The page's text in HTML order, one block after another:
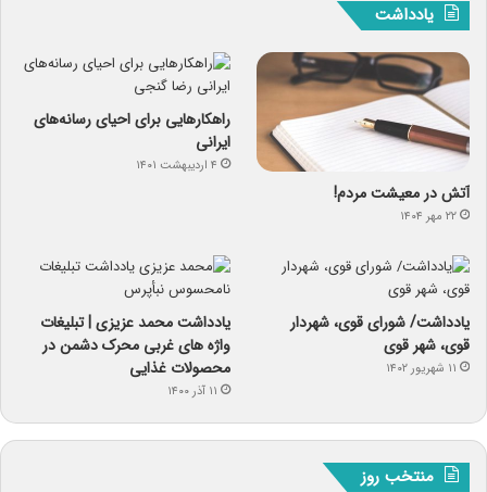
یادداشت
آتش در معیشت مردم!
۲۲ مهر ۱۴۰۴
راهکارهایی برای احیای رسانه‌های
ایرانی
۴ اردیبهشت ۱۴۰۱
یادداشت/ شورای قوی، شهردار
قوی، شهر قوی
۱۱ شهریور ۱۴۰۲
یادداشت محمد عزیزی | تبلیغات
واژه های غربی محرک دشمن در
محصولات غذایی
۱۱ آذر ۱۴۰۰
منتخب روز